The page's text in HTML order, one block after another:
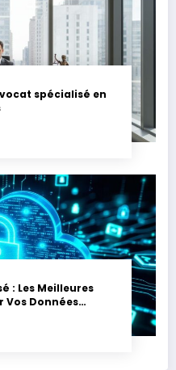
spécialisé en
: Les Meilleures
Vos Données